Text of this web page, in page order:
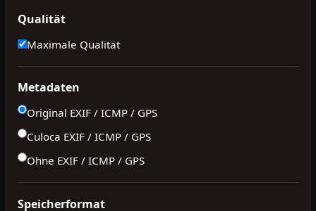
Qualität
Maximale Qualität
Metadaten
Original EXIF / ICMP / GPS
Culoca EXIF / ICMP / GPS
Ohne EXIF / ICMP / GPS
Speicherformat